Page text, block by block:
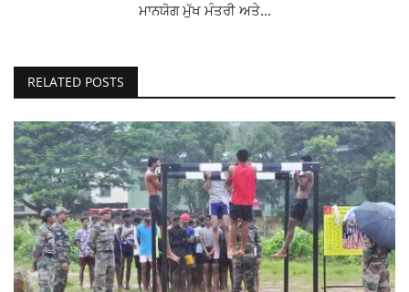
ਮਾਨਯੋਗ ਮੁੱਖ ਮੰਤਰੀ ਅਤੇ...
RELATED POSTS